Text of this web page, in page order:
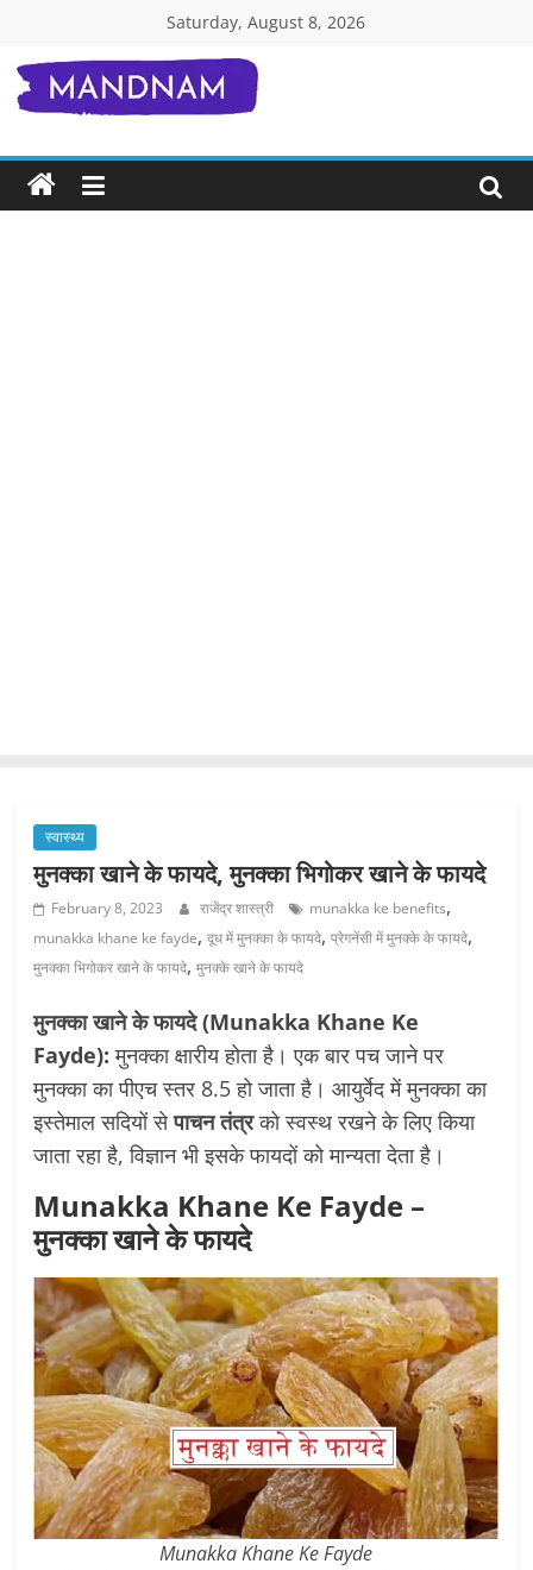
content
Saturday, August 8, 2026
Mandnam.com
जाने
एक-
स्वास्थ्य
मुनक्का खाने के फायदे, मुनक्का भिगोकर खाने के फायदे
February 8, 2023 राजेंद्र शास्त्री munakka ke benefits,
munakka khane ke fayde,दूध में मुनक्का के फायदे,प्रेगनेंसी में मुनक्के के फायदे,
मुनक्का भिगोकर खाने के फायदे,मुनक्के खाने के फायदे
मुनक्का खाने के फायदे (Munakka Khane Ke
Fayde):मुनक्का क्षारीय होता है। एक बार पच जाने पर
मुनक्का का पीएच स्तर 8.5 हो जाता है। आयुर्वेद में मुनक्का का
इस्तेमाल सदियों सेपाचन तंत्रको स्वस्थ रखने के लिए किया
जाता रहा है, विज्ञान भी इसके फायदों को मान्यता देता है।
Munakka Khane Ke Fayde –
मुनक्का खाने के फायदे
Munakka Khane Ke Fayde